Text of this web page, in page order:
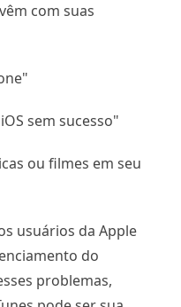
com suas
sem sucesso"
ou filmes em seu
usuários da Apple
do
problemas,